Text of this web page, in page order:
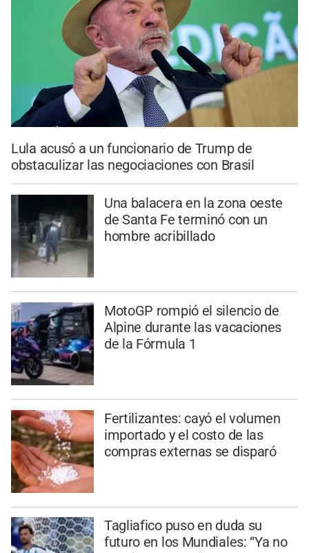
Lula acusó a un funcionario de Trump de
obstaculizar las negociaciones con Brasil
Una balacera en la zona oeste
de Santa Fe terminó con un
hombre acribillado
MotoGP rompió el silencio de
Alpine durante las vacaciones
de la Fórmula 1
Fertilizantes: cayó el volumen
importado y el costo de las
compras externas se disparó
Tagliafico puso en duda su
futuro en los Mundiales: “Ya no